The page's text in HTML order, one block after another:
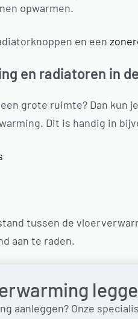
opwarmen.
en een
en radiatoren in
grote ruimte? Dan kun
Dit is handig in
tussen de
aan te raden.
aanleggen? Onze